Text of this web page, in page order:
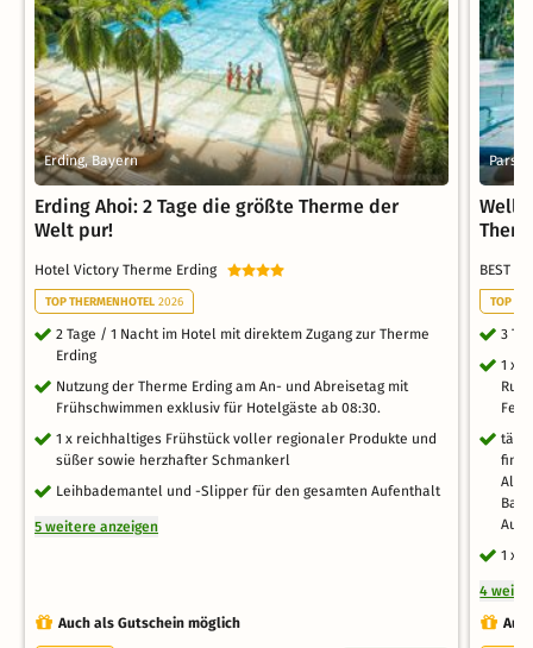
Erding, Bayern
Erding Ahoi: 2 Tage die größte Therme der
Welt pur!
Hotel Victory Therme Erding
TOP THERMENHOTEL 2026
2 Tage / 1 Nacht im Hotel mit direktem Zugang zur Therme
Erding
Nutzung der Therme Erding am An- und Abreisetag mit
Frühschwimmen exklusiv für Hotelgäste ab 08:30.
1 x reichhaltiges Frühstück voller regionaler Produkte und
süßer sowie herzhafter Schmankerl
Leihbademantel und -Slipper für den gesamten Aufenthalt
5 weitere anzeigen
Auch als Gutschein möglich
BEST
TOP
3
1 x
1 x
4